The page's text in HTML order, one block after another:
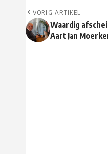
VORIG ARTIKEL
Waardig
Aart Jan